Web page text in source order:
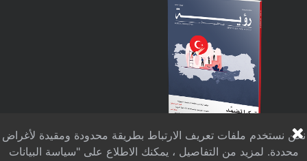
نحن نستخدم ملفات تعريف الارتباط بطريقة محدودة ومقيدة لأغراض
محددة. لمزيد من التفاصيل ، يمكنك الاطلاع على "سياسة البيانات